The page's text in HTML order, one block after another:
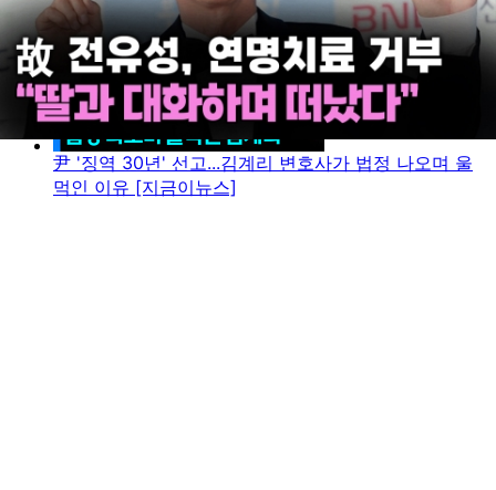
尹 '징역 30년' 선고...김계리 변호사가 법정 나오며 울
먹인 이유 [지금이뉴스]